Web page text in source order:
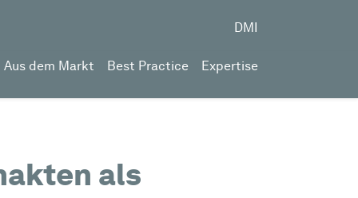
DMI
Aus dem Markt Best Practice Expertise
als